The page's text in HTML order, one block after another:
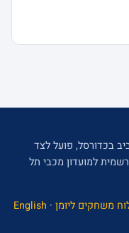
בכדורסל, פועל לצד
רשמית למועדון מכבי תל
משחקים ליומן ·
English